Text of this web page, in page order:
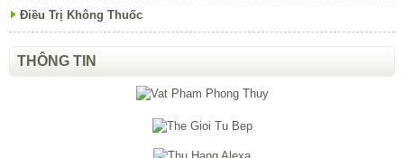
Điều Trị Không Thuốc
THÔNG TIN